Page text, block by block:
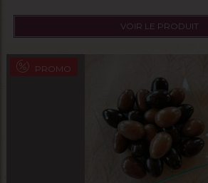
VOIR LE PRODUIT
PROMO